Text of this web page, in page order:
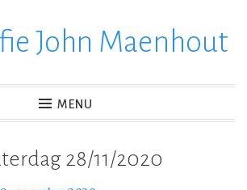
John Maenhout
MENU
28/11/2020